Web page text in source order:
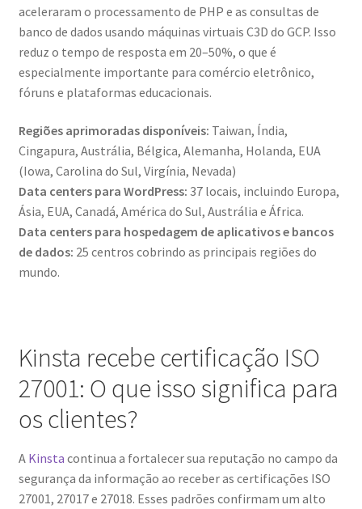
aceleraram o processamento de PHP e as consultas de
banco de dados usando máquinas virtuais C3D do GCP. Isso
reduz o tempo de resposta em 20–50%, o que é
especialmente importante para comércio eletrônico,
fóruns e plataformas educacionais.
Regiões aprimoradas disponíveis: Taiwan, Índia,
Cingapura, Austrália, Bélgica, Alemanha, Holanda, EUA
(Iowa, Carolina do Sul, Virgínia, Nevada)
Data centers para WordPress: 37 locais, incluindo Europa,
Ásia, EUA, Canadá, América do Sul, Austrália e África.
Data centers para hospedagem de aplicativos e bancos
de dados: 25 centros cobrindo as principais regiões do
mundo.
Kinsta recebe certificação ISO
27001: O que isso significa para
os clientes?
A Kinsta continua a fortalecer sua reputação no campo da
segurança da informação ao receber as certificações ISO
27001, 27017 e 27018. Esses padrões confirmam um alto